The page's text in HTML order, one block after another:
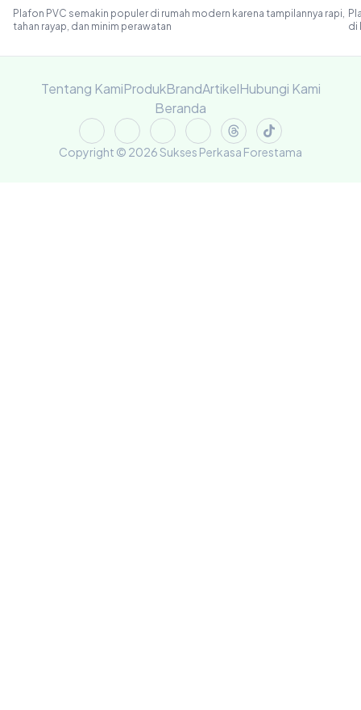
Plafon PVC semakin populer di rumah modern karena tampilannya rapi,
tahan rayap, dan minim perawatan
di
Tentang KamiProdukBrandArtikelHubungi Kami
Beranda
Copyright © 2026 Sukses Perkasa Forestama